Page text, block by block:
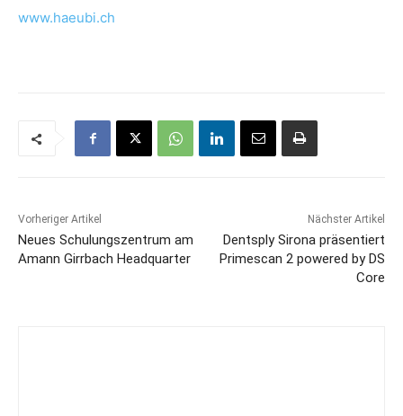
www.haeubi.ch
Vorheriger Artikel
Neues Schulungszentrum am
Amann Girrbach Headquarter
Nächster Artikel
Dentsply Sirona präsentiert
Primescan 2 powered by DS
Core